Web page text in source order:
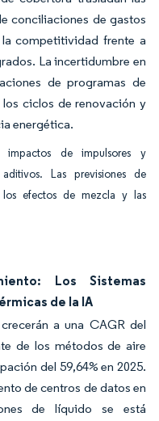
conciliaciones de gastos
competitividad frente a
La incertidumbre en
de programas de
ciclos de renovación y
energética.
impactos de impulsores y
Las previsiones de
efectos de mezcla y las
Los Sistemas
de la IA
a una CAGR del
de los métodos de aire
del 59,64% en 2025.
de centros de datos en
de líquido se está